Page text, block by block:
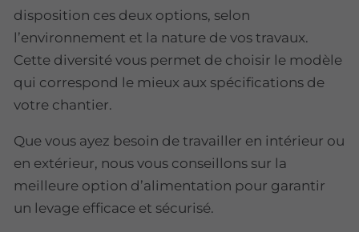
disposition ces deux options, selon
l’environnement et la nature de vos travaux.
Cette diversité vous permet de choisir le modèle
qui correspond le mieux aux spécifications de
votre chantier.
Que vous ayez besoin de travailler en intérieur ou
en extérieur, nous vous conseillons sur la
meilleure option d’alimentation pour garantir
un levage efficace et sécurisé.